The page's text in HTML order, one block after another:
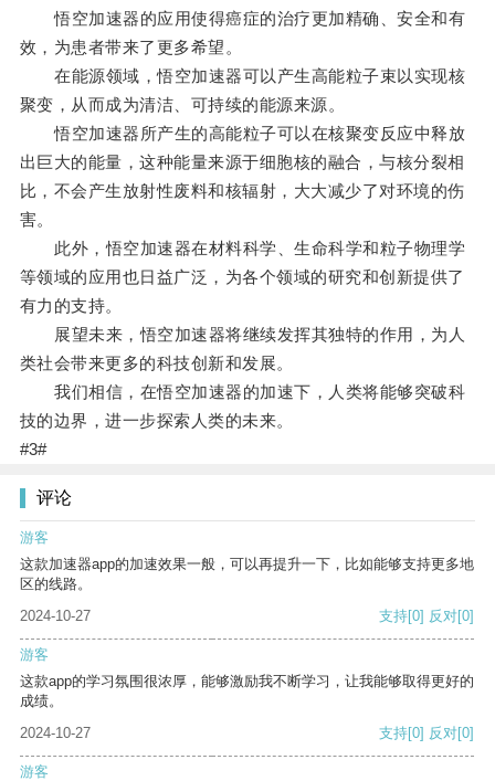
悟空加速器的应用使得癌症的治疗更加精确、安全和有
效，为患者带来了更多希望。
在能源领域，悟空加速器可以产生高能粒子束以实现核
聚变，从而成为清洁、可持续的能源来源。
悟空加速器所产生的高能粒子可以在核聚变反应中释放
出巨大的能量，这种能量来源于细胞核的融合，与核分裂相
比，不会产生放射性废料和核辐射，大大减少了对环境的伤
害。
此外，悟空加速器在材料科学、生命科学和粒子物理学
等领域的应用也日益广泛，为各个领域的研究和创新提供了
有力的支持。
展望未来，悟空加速器将继续发挥其独特的作用，为人
类社会带来更多的科技创新和发展。
我们相信，在悟空加速器的加速下，人类将能够突破科
技的边界，进一步探索人类的未来。
#3#
评论
游客
这款加速器app的加速效果一般，可以再提升一下，比如能够支持更多地
区的线路。
2024-10-27
支持[0] 反对[0]
游客
这款app的学习氛围很浓厚，能够激励我不断学习，让我能够取得更好的
成绩。
2024-10-27
支持[0] 反对[0]
游客